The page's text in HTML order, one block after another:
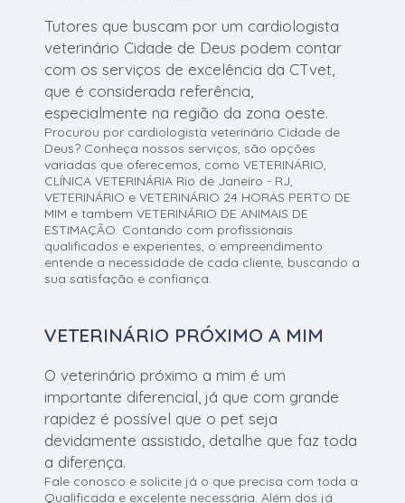
Tutores que buscam por um cardiologista
veterinário Cidade de Deus podem contar
com os serviços de excelência da CTvet,
que é considerada referência,
especialmente na região da zona oeste.
Procurou por cardiologista veterinário Cidade de
Deus? Conheça nossos serviços, são opções
variadas que oferecemos, como VETERINÁRIO,
CLÍNICA VETERINÁRIA Rio de Janeiro - RJ,
VETERINÁRIO e VETERINÁRIO 24 HORAS PERTO DE
MIM e tambem VETERINÁRIO DE ANIMAIS DE
ESTIMAÇÃO. Contando com profissionais
qualificados e experientes, o empreendimento
entende a necessidade de cada cliente, buscando a
sua satisfação e confiança.
VETERINÁRIO PRÓXIMO A MIM
O veterinário próximo a mim é um
importante diferencial, já que com grande
rapidez é possível que o pet seja
devidamente assistido, detalhe que faz toda
a diferença.
Fale conosco e solicite já o que precisa com toda a
Qualificada e excelente necessária. Além dos já